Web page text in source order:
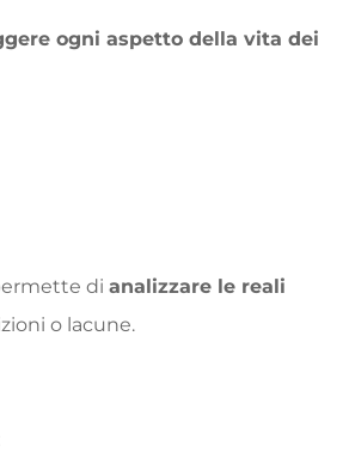
ogni aspetto della vita dei
dianalizzare le reali
o lacune.